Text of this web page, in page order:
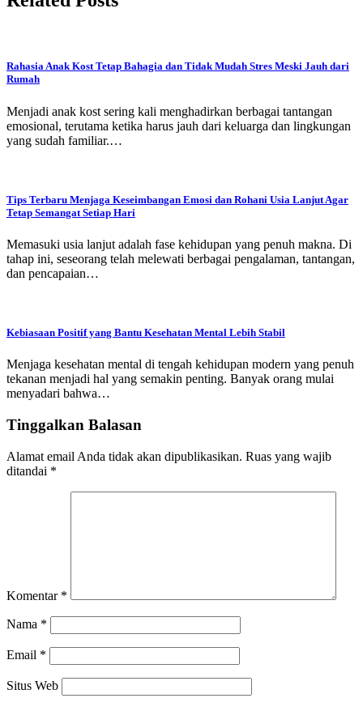
Rahasia Anak Kost Tetap Bahagia dan Tidak Mudah Stres Meski Jauh dari
Rumah
Menjadi anak kost sering kali menghadirkan berbagai tantangan
emosional, terutama ketika harus jauh dari keluarga dan lingkungan
yang sudah familiar.…
Tips Terbaru Menjaga Keseimbangan Emosi dan Rohani Usia Lanjut Agar
Tetap Semangat Setiap Hari
Memasuki usia lanjut adalah fase kehidupan yang penuh makna. Di
tahap ini, seseorang telah melewati berbagai pengalaman, tantangan,
dan pencapaian…
Kebiasaan Positif yang Bantu Kesehatan Mental Lebih Stabil
Menjaga kesehatan mental di tengah kehidupan modern yang penuh
tekanan menjadi hal yang semakin penting. Banyak orang mulai
menyadari bahwa…
Tinggalkan Balasan
Alamat email Anda tidak akan dipublikasikan. Ruas yang wajib
ditandai *
Komentar *
Nama *
Email *
Situs Web